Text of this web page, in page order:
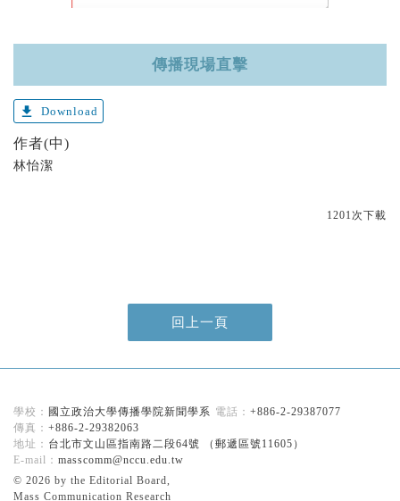
傳播現場直擊
Download
get_app
作者(中)
林怡潔
1201次下載
回上一頁
國立政治大學傳播學院新聞學系
+886-2-29387077
+886-2-29382063
台北市文山區指南路二段64號 （郵遞區號11605）
masscomm@nccu.edu.tw
© 2026 by the Editorial Board,
Mass Communication Research